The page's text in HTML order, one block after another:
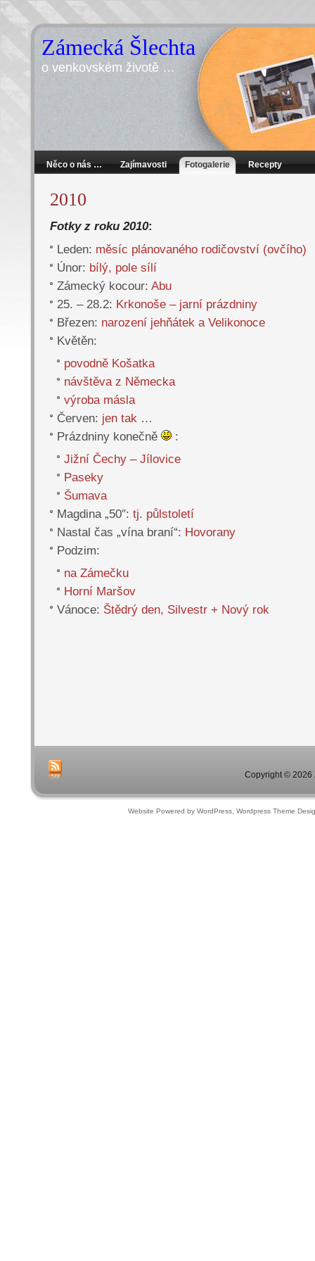
Zámecká Šlechta
o venkovském životě …
Něco o nás … Zajímavosti Fotogalerie Recepty
2010
Fotky z roku 2010:
Leden: měsíc plánovaného rodičovství (ovčího)
Únor: bílý, pole sílí
Zámecký kocour: Abu
25. – 28.2: Krkonoše – jarní prázdniny
Březen: narození jehňátek a Velikonoce
Květěn:
povodně Košatka
návštěva z Německa
výroba másla
Červen: jen tak …
Prázdniny konečně
:
Jižní Čechy – Jílovice
Paseky
Šumava
Magdina „50″: tj. půlstoletí
Nastal čas „vína braní“: Hovorany
Podzim:
na Zámečku
Horní Maršov
Vánoce: Štědrý den, Silvestr + Nový rok
Copyright © 2026
Website Powered by WordPress, Wordpress Theme